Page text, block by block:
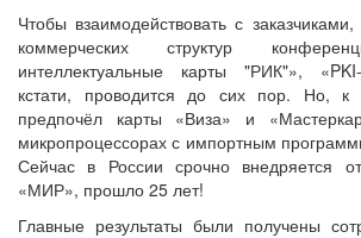
Чтобы взаимодействовать с
коммерческих структур
интеллектуальные карты "РИК"»,
кстати, проводится до сих пор. Но, к
предпочёл карты «Виза» и
микропроцессорах с импортным
Сейчас в России срочно внедряется
«МИР», прошло 25 лет!
Главные результаты были получены